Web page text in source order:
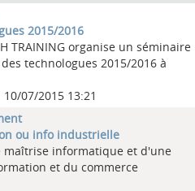
2015/2016
TRAINING organise un séminaire
technologues 2015/2016 à
10/07/2015 13:21
ou info industrielle
informatique et d'une
et du commerce